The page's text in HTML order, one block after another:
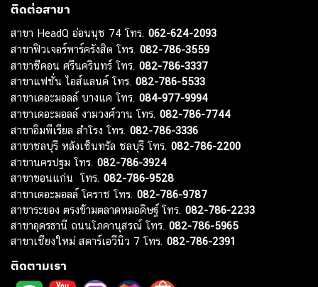
ติดต่อสาขา
สาขา HeadQ อ่อนนุช 74 โทร. 062-624-2093
สาขาฟิวเจอร์พาร์ครังสิต โทร. 082-786-3559
สาขาซีคอน ศรีนครินทร์ โทร. 082-786-3337
สาขาแฟชั่น ไอส์แลนด์ โทร. 082-786-5533
สาขาเดอะมอลล์ บางแค โทร. 084-977-9994
สาขาเดอะมอลล์ งามวงศ์วาน โทร. 082-786-7744
สาขาอิมพีเรียล สำโรง โทร. 082-786-3336
สาขาชลบุรี หลังเซ็นทรัล ชลบุรี โทร. 082-786-2200
สาขานครปฐม โทร. 082-786-3924
สาขาขอนแก่น โทร. 082-786-9528
สาขาเดอะมอลล์ โคราช โทร. 082-786-9787
สาขาระยอง ตรงข้ามตลาดหมอดิษฐ์ โทร. 082-786-2233
สาขาอุดรธานี ถนนโภคานุสรณ์ โทร. 082-786-5965
สาขาเชียงใหม่ สตาร์เอวีนิว 7 โทร. 082-786-2391
ติดตามเรา